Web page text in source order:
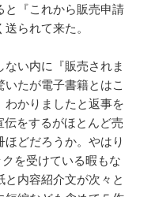
と『これから販売申請
られて来た。
い内に『販売されま
たが電子書籍とはこ
わかりましたと返事を
をするがほとんど売
どだろうか。やはり
を受けている暇もな
内容紹介文が次々と